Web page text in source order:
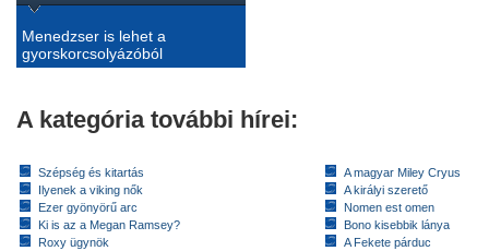
Menedzser is lehet a
gyorskorcsolyázóból
A kategória további hírei:
Szépség és kitartás
Ilyenek a viking nők
Ezer gyönyörű arc
Ki is az a Megan Ramsey?
Roxy ügynök
A magyar Miley Cryus
A királyi szerető
Nomen est omen
Bono kisebbik lánya
A Fekete párduc